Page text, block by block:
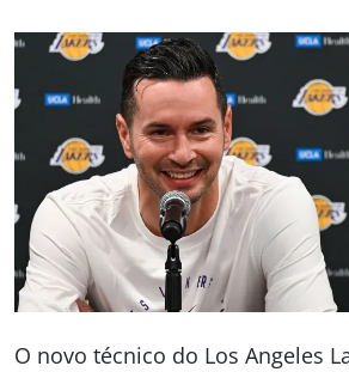
O novo técnico do Los Angeles